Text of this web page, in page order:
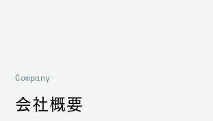
会社概要
Company